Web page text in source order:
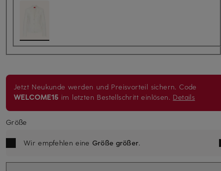
Jetzt Neukunde werden und Preisvorteil sichern. Code
WELCOME15 im letzten Bestellschritt einlösen. Details
Größe
Wir empfehlen eine Größe größer.